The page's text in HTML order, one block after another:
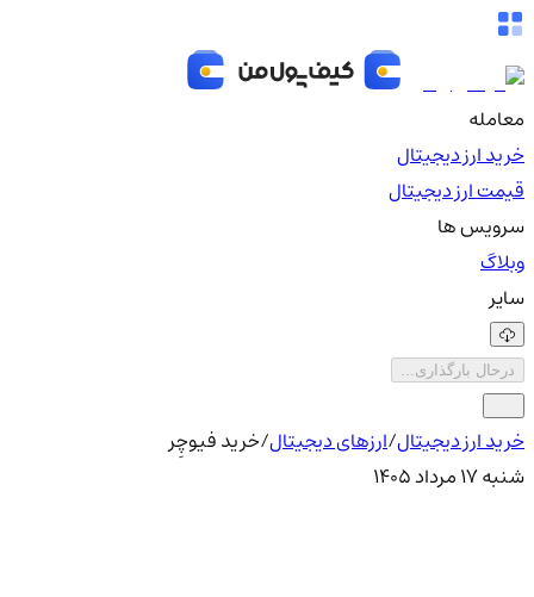
معامله
خرید ارز دیجیتال
قیمت ارز دیجیتال
سرویس ها
وبلاگ
سایر
درحال بارگذاری...
خرید ارز دیجیتال/ارزهای دیجیتال/خرید فیوچِر
شنبه ۱۷ مرداد ۱۴۰۵